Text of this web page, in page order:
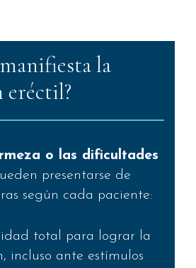
la
eréctil?
o las dificultades
presentarse de
según cada paciente:
total para lograr la
incluso ante estímulos